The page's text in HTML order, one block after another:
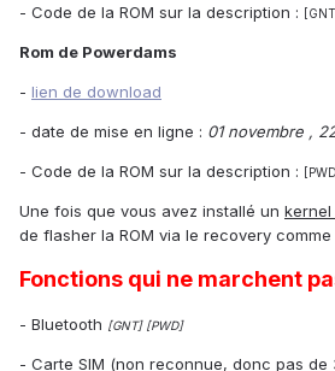
- Code de la ROM sur la description : [GNT]
Rom de Powerdams
- lien de download
- date de mise en ligne : 01 novembre ,
- Code de la ROM sur la description : [PWD]
Une fois que vous avez installé un kernel
de flasher la ROM via le recovery comme
Fonctions qui ne marchent
- Bluetooth [GNT] [PWD]
- Carte SIM (non reconnue, donc pas de